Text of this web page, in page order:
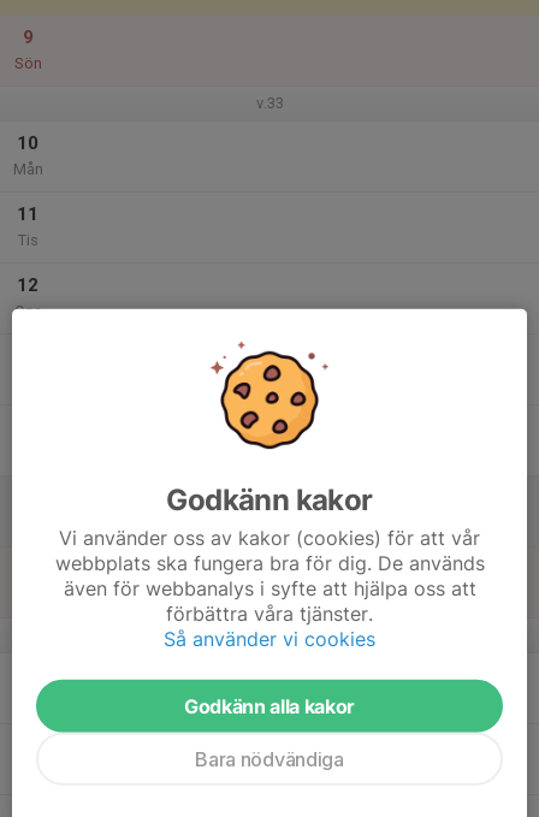
9
Sön
v.33
10
Mån
11
Tis
12
Ons
v.34
Mån
Godkänn kakor
Vi använder oss av kakor (cookies) för att vår
webbplats ska fungera bra för dig. De används
även för webbanalys i syfte att hjälpa oss att
förbättra våra tjänster.
Så använder vi cookies
Godkänn alla kakor
Bara nödvändiga